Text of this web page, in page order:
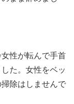
性が転んで手首
た。女性をベッ
除はしませんで